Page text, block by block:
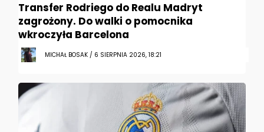
Transfer Rodriego do Realu Madryt
zagrożony. Do walki o pomocnika
wkroczyła Barcelona
MICHAŁ BOSAK / 6 SIERPNIA 2026, 18:21